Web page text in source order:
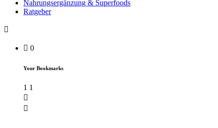
Nahrungsergänzung & Superfoods
Ratgeber
0
Your Bookmarks
1 1